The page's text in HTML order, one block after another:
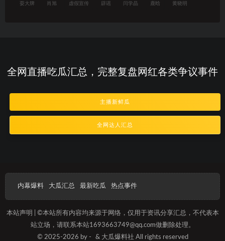
耍大牌 肖旭 虚假宣传 辟谣 闫学晶 鹿晗 黄晓明
全网直播吃瓜汇总，完整复盘网红各类争议事件
主播新鲜瓜
全网达人汇总
内幕爆料 大瓜汇总 最新吃瓜 热点事件
本站声明 | ©本站所有内容均来源于网络，仅用于资讯分享汇总，不代表本
站立场，请联系本站1693663749@qq.com做删除处理。
© 2025-2026 by -
& 大瓜爆料社 All rights reserved